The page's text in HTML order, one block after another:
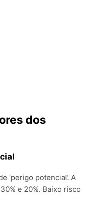
dos
‘perigo potencial’. A
e 20%. Baixo risco